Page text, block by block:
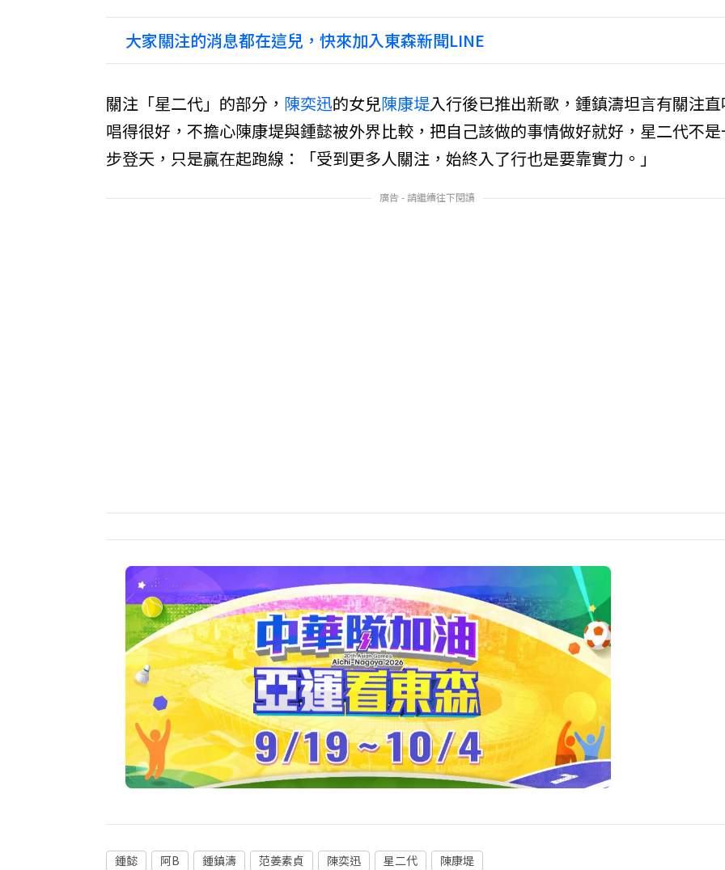
大家關注的消息都在這兒，快來加入東森新聞LINE
關注「星二代」的部分， 陳奕迅的女兒陳康堤入行後已推出新歌，鍾鎮濤坦言有關注
唱得很好，不擔心陳康堤與鍾懿被外界比較，把自己該做的事情做好就好，星二代不
步登天，只是贏在起跑線：「受到更多人關注，始終入了行也是要靠實力。」
廣告 - 請繼續往下閱讀
鍾懿 阿B 鍾鎮濤 范姜素貞 陳奕迅 星二代 陳康堤